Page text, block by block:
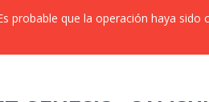
probable que la operación haya sido